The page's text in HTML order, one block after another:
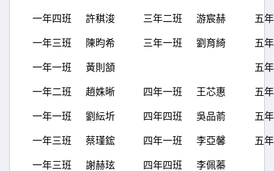
一年四班 許稘浚 三年二班 游宸赫 五
一年三班 陳昀希 三年一班 劉育綺 五
一年一班 黃則頷 五
一年二班 趙姝晰 四年一班 王芯惠 五
一年一班 劉紜圻 四年四班 吳品萮 五
一年三班 蔡瑾鋐 四年一班 李亞馨 五
一年三班 謝赫玹 四年四班 李佩蓁